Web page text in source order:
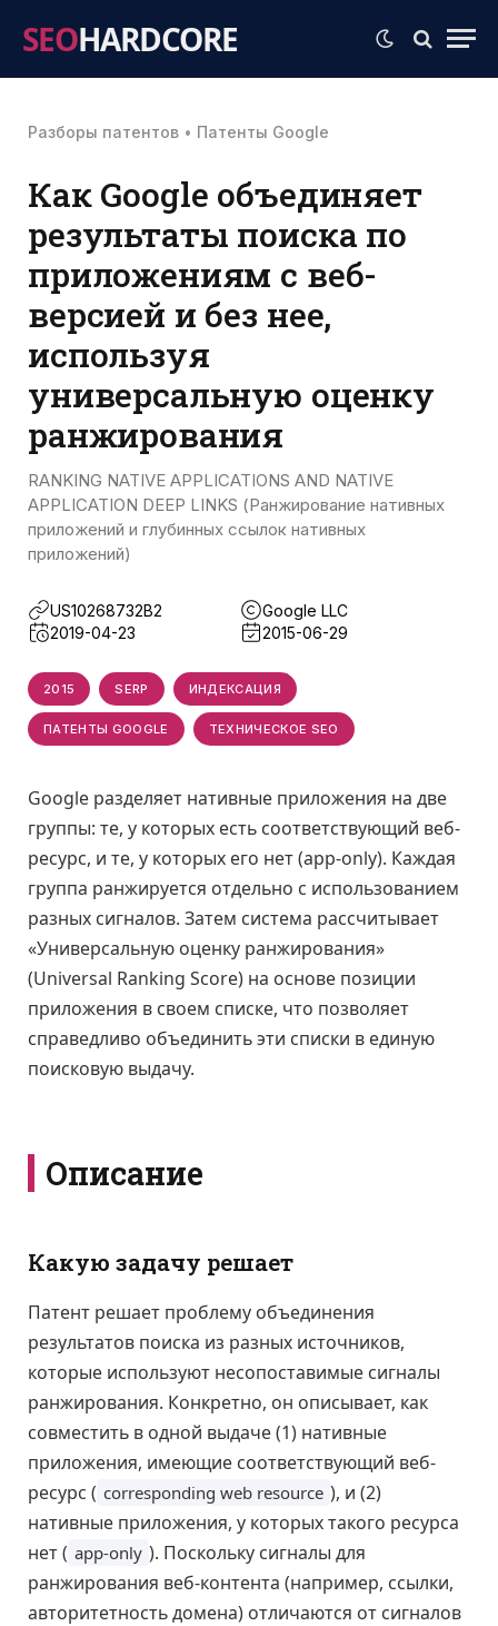
SEOHARDCORE
Разборы патентов • Патенты Google
Как Google объединяет
результаты поиска по
приложениям с веб-
версией и без нее,
используя
универсальную оценку
ранжирования
RANKING NATIVE APPLICATIONS AND NATIVE
APPLICATION DEEP LINKS (Ранжирование нативных
приложений и глубинных ссылок нативных
приложений)
US10268732B2
Google LLC
2019-04-23
2015-06-29
2015 SERP ИНДЕКСАЦИЯ
ПАТЕНТЫ GOOGLE ТЕХНИЧЕСКОЕ SEO
Google разделяет нативные приложения на две
группы: те, у которых есть соответствующий веб-
ресурс, и те, у которых его нет (app-only). Каждая
группа ранжируется отдельно с использованием
разных сигналов. Затем система рассчитывает
«Универсальную оценку ранжирования»
(Universal Ranking Score) на основе позиции
приложения в своем списке, что позволяет
справедливо объединить эти списки в единую
поисковую выдачу.
Описание
Какую задачу решает
Патент решает проблему объединения
результатов поиска из разных источников,
которые используют несопоставимые сигналы
ранжирования. Конкретно, он описывает, как
совместить в одной выдаче (1) нативные
приложения, имеющие соответствующий веб-
ресурс ( corresponding web resource ), и (2)
нативные приложения, у которых такого ресурса
нет ( app-only ). Поскольку сигналы для
ранжирования веб-контента (например, ссылки,
авторитетность домена) отличаются от сигналов